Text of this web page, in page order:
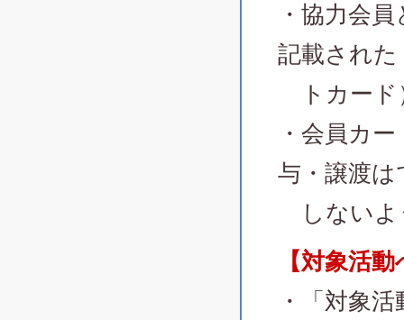
・協力会
記載され
トカード
・会員カ
与・譲渡
しないよ
【対象活
・「対象